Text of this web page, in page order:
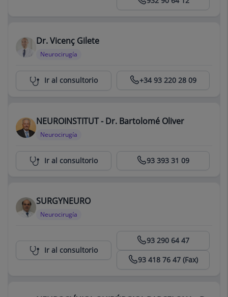
Dr. Vicenç Gilete
Neurocirugía
Centro Médico Teknon +34 93 220 28 09
Ir al consultorio
NEUROINSTITUT - Dr. Bartolomé Oliver
Neurocirugía
Centro Médico Teknon 93 393 31 09
Ir al consultorio
SURGYNEURO
Neurocirugía
93 290 64 47
93 418 76 47 (Fax)
Ir al consultorio